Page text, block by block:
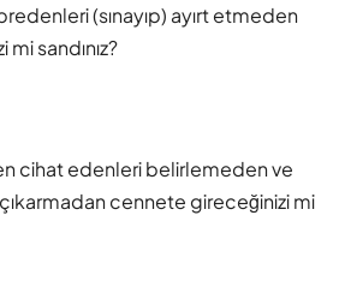
(sınayıp) ayırt etmeden
sandınız?
cihat edenleri belirlemeden ve
cennete gireceğinizi mi